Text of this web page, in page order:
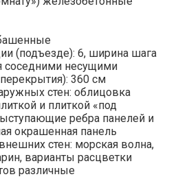
(подъезде): 6, ширина шага
соседними несущими
360 см
стен: облицовка
и плиткой «под
ребра панелей и
окрашенная панель
стен: морская волна,
варианты расцветки
различные